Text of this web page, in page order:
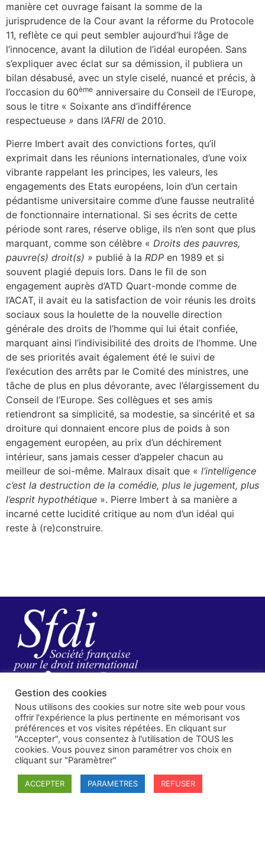
manière cet ouvrage faisant la somme de la
jurisprudence de la Cour avant la réforme du Protocole
11, reflète ce qui peut sembler aujourd’hui l’âge de
l’innocence, avant la dilution de l’idéal européen. Sans
s’expliquer avec éclat sur sa démission, il publiera un
bilan désabusé, avec un style ciselé, nuancé et précis, à
l’occasion du 60ème anniversaire du Conseil de l’Europe,
sous le titre « Soixante ans d’indifférence
respectueuse » dans l’AFRI de 2010.
Pierre Imbert avait des convictions fortes, qu’il
exprimait dans les réunions internationales, d’une voix
vibrante rappelant les principes, les valeurs, les
engagements des Etats européens, loin d’un certain
pédantisme universitaire comme d’une fausse neutralité
de fonctionnaire international. Si ses écrits de cette
période sont rares, réserve oblige, ils n’en sont que plus
marquant, comme son célèbre « Droits des pauvres,
pauvre(s) droit(s) » publié à la RDP en 1989 et si
souvent plagié depuis lors. Dans le fil de son
engagement auprès d’ATD Quart-monde comme de
l’ACAT, il avait eu la satisfaction de voir réunis les droits
sociaux sous la houlette de la nouvelle direction
générale des droits de l’homme qui lui était confiée,
marquant ainsi l’indivisibilité des droits de l’homme. Une
de ses priorités avait également été le suivi de
l’exécution des arrêts par le Comité des ministres, une
tâche de plus en plus dévorante, avec l’élargissement du
Conseil de l’Europe. Ses collègues et ses amis
retiendront sa simplicité, sa modestie, sa sincérité et sa
droiture qui donnaient encore plus de poids à son
engagement européen, au prix d’un déchirement
intérieur, sans jamais cesser d’appeler chacun au
meilleur de soi-même. Malraux disait que « l’intelligence
c’est la destruction de la comédie, plus le jugement, plus
l’esprit hypothétique ». Pierre Imbert à sa manière a
incarné cette lucidité critique au nom d’un idéal qui
reste à (re)construire.
SFDI
Société francaise pour le Droit International
67084 Strasbourg Cedex
Gestion des cookies
Nous utilisons des cookies sur notre site web pour vous
offrir l'expérience la plus pertinente en mémorisant vos
préférences et vos visites répétées. En cliquant sur
"Accepter", vous consentez à l'utilisation de TOUS les
cookies. Vous pouvez sinon paramétrer vos choix en
cliquant sur "Paramètrer"
ACCEPTER PARAMETRES REFUSER